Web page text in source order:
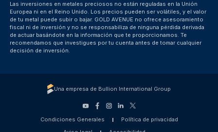
Las inversiones en metales preciosos no están reguladas en la Unión
Europea ni en el Reino Unido. Los precios pueden ser volátiles, y el valor
de tu metal puede subir o bajar. GOLD AVENUE no ofrece asesoramiento
fiscal ni de inversión y no se responsabiliza de ninguna pérdida derivada
de actuar basándote en la información que te proporcionamos. Te
recomendamos que investigues por tu cuenta antes de tomar cualquier
decisión de inversión.
Una empresa de Bullion International Group
Condiciones Generales
Política de privacidad